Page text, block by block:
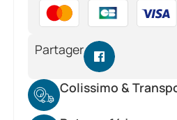
Partager
Colissimo &